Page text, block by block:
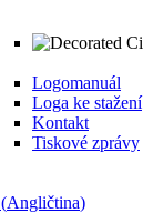
Logomanuál
Loga ke stažení
Kontakt
Tiskové zprávy
(Angličtina)